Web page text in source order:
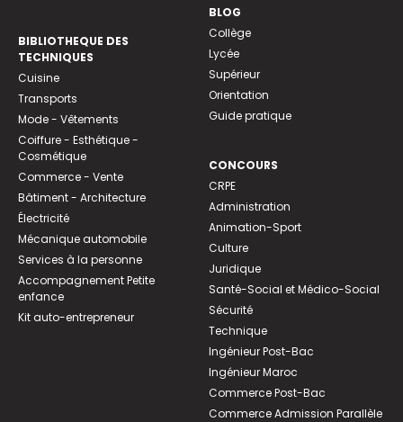
BIBLIOTHEQUE DES
TECHNIQUES
Cuisine
Transports
Mode - Vêtements
Coiffure - Esthétique -
Cosmétique
Commerce - Vente
Bâtiment - Architecture
Électricité
Mécanique automobile
Services à la personne
Accompagnement Petite
enfance
Kit auto-entrepreneur
BLOG
Collège
Lycée
Supérieur
Orientation
Guide pratique
CONCOURS
CRPE
Administration
Animation-Sport
Culture
Juridique
Santé-Social et Médico-Social
Sécurité
Technique
Ingénieur Post-Bac
Ingénieur Maroc
Commerce Post-Bac
Commerce Admission Parallèle